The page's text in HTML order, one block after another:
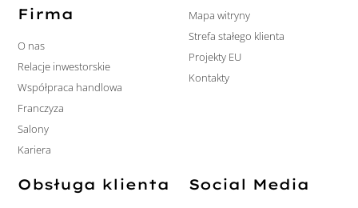
Firma
O nas
Relacje inwestorskie
Współpraca handlowa
Franczyza
Salony
Kariera
Mapa witryny
Strefa stałego klienta
Projekty EU
Kontakty
Obsługa klienta Social Media